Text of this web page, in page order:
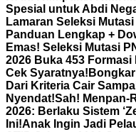
Spesial untuk Abdi
Lamaran Seleksi
Panduan Lengkap +
Emas! Seleksi Mutasi
2026 Buka 453
Cek Syaratnya!
Dari Kriteria Cair
Nyendat!Sah! Menpan-
2026: Berlaku Sistem
Ini!Anak Ingin Jadi